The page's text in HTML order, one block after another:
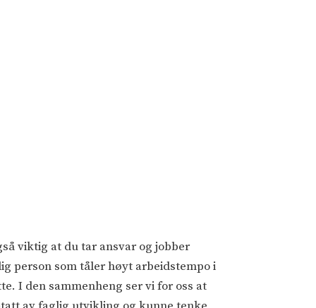
viktig at du tar ansvar og jobber
person som tåler høyt arbeidstempo i
I den sammenheng ser vi for oss at